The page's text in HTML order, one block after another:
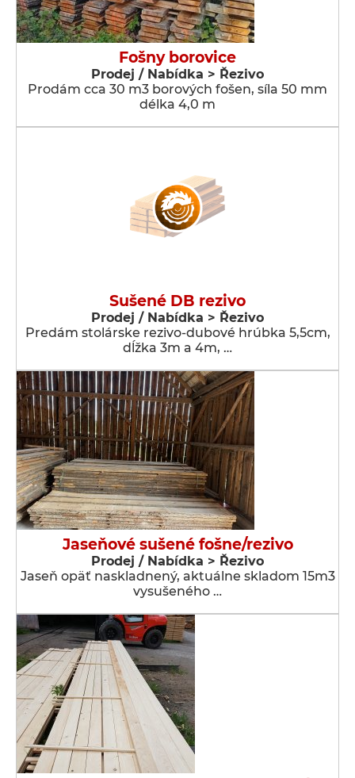
Fošny borovice
Prodej / Nabídka > Řezivo
Prodám cca 30 m3 borových fošen, síla 50 mm
délka 4,0 m
Sušené DB rezivo
Prodej / Nabídka > Řezivo
Predám stolárske rezivo-dubové hrúbka 5,5cm,
dĺžka 3m a 4m, …
Jaseňové sušené fošne/rezivo
Prodej / Nabídka > Řezivo
Jaseň opäť naskladnený, aktuálne skladom 15m3
vysušeného …